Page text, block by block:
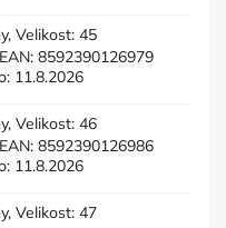
Velikost: 45
EAN: 8592390126979
11.8.2026
Velikost: 46
EAN: 8592390126986
11.8.2026
Velikost: 47